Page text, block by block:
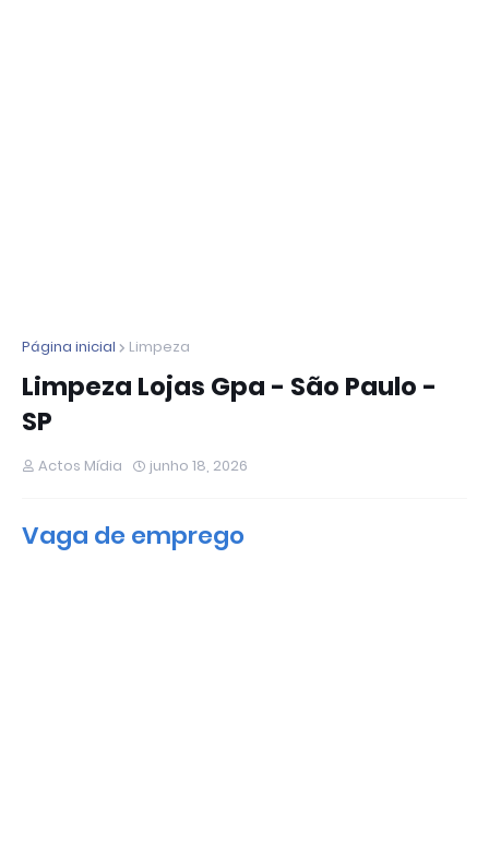
Página inicial Limpeza
Limpeza Lojas Gpa - São Paulo -
SP
Actos Mídia junho 18, 2026
Vaga de emprego